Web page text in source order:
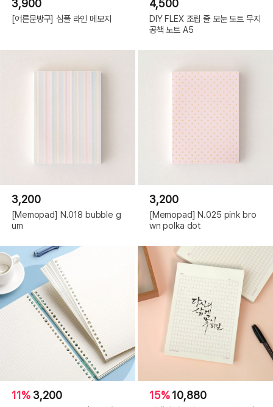
3,900
[어른문방구] 심플 라인 메모지
4,500
DIY FLEX 조립 줄 모눈 도트 무지
공책 노트 A5
3,200
[Memopad] N.018 bubble g
um
3,200
[Memopad] N.025 pink bro
wn polka dot
11% 3,200 15%10,880